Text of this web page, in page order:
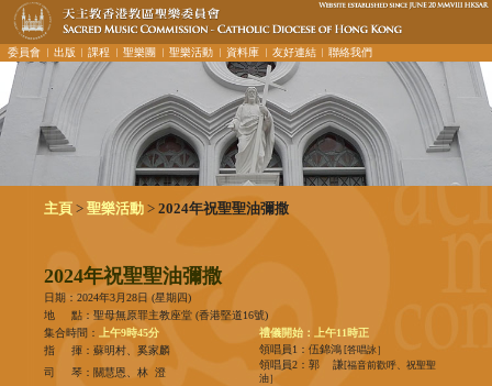
委員會 ︳出版 ︳課程 ︳聖樂團 ︳聖樂活動 ︳資料庫 ︳友好連結 ︳聯絡我們
主頁 > 聖樂活動 > 2024年祝聖聖油彌撒
2024年祝聖聖油彌撒
日期：2024年3月28日 (星期四)
地 點：聖母無原罪主教座堂 (香港堅道16號)
集合時間：
上午9時45分
禮儀開始：上午11時正
指 揮：蘇明村、奚家麟
領唱員1：伍錦鴻 [答唱詠］
司 琴：關慧恩、林 澄
領唱員2：郭 謙[福音前歡呼、祝聖聖
油］